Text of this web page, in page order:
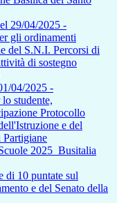
29/04/2025 -
gli ordinamenti
del S.N.I. Percorsi di
di sostegno
04/2025 -
studente,
Protocollo
e del
2025_Busitalia
di 10 puntate sul
e del Senato della